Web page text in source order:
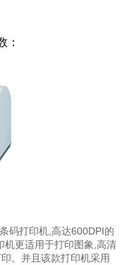
：
码打印机,高达600DPI的
机更适用于打印图象,高清
。并且该款打印机采用